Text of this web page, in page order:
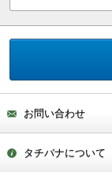
お問い合わせ
タチバナについて